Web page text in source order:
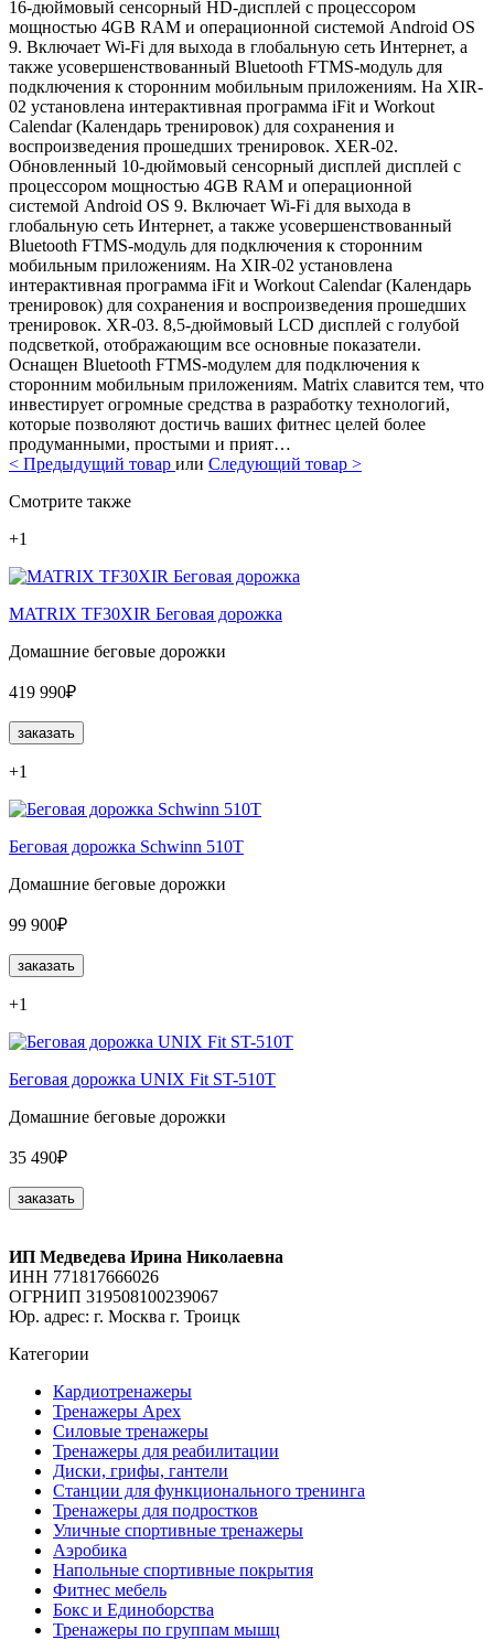
16-дюймовый сенсорный HD-дисплей с процессором
мощностью 4GB RAM и операционной системой Android OS
9. Включает Wi-Fi для выхода в глобальную сеть Интернет, а
также усовершенствованный Bluetooth FTMS-модуль для
подключения к сторонним мобильным приложениям. На XIR-
02 установлена интерактивная программа iFit и Workout
Calendar (Календарь тренировок) для сохранения и
воспроизведения прошедших тренировок. XER-02.
Обновленный 10-дюймовый сенсорный дисплей дисплей с
процессором мощностью 4GB RAM и операционной
системой Android OS 9. Включает Wi-Fi для выхода в
глобальную сеть Интернет, а также усовершенствованный
Bluetooth FTMS-модуль для подключения к сторонним
мобильным приложениям. На XIR-02 установлена
интерактивная программа iFit и Workout Calendar (Календарь
тренировок) для сохранения и воспроизведения прошедших
тренировок. XR-03. 8,5-дюймовый LCD дисплей с голубой
подсветкой, отображающим все основные показатели.
Оснащен Bluetooth FTMS-модулем для подключения к
сторонним мобильным приложениям. Matrix славится тем, что
инвестирует огромные средства в разработку технологий,
которые позволяют достичь ваших фитнес целей более
продуманными, простыми и прият…
< Предыдущий товар или Следующий товар >
Смотрите также
+1
MATRIX TF30XIR Беговая дорожка
Домашние беговые дорожки
419 990₽
заказать
+1
Беговая дорожка Schwinn 510T
Домашние беговые дорожки
99 900₽
заказать
+1
Беговая дорожка UNIX Fit ST-510T
Домашние беговые дорожки
35 490₽
заказать
ИП Медведева Ирина Николаевна
ИНН 771817666026
ОГРНИП 319508100239067
Юр. адрес: г. Москва г. Троицк
Категории
Кардиотренажеры
Тренажеры Apex
Силовые тренажеры
Тренажеры для реабилитации
Диски, грифы, гантели
Станции для функционального тренинга
Тренажеры для подростков
Уличные спортивные тренажеры
Аэробика
Напольные спортивные покрытия
Фитнес мебель
Бокс и Единоборства
Тренажеры по группам мышц